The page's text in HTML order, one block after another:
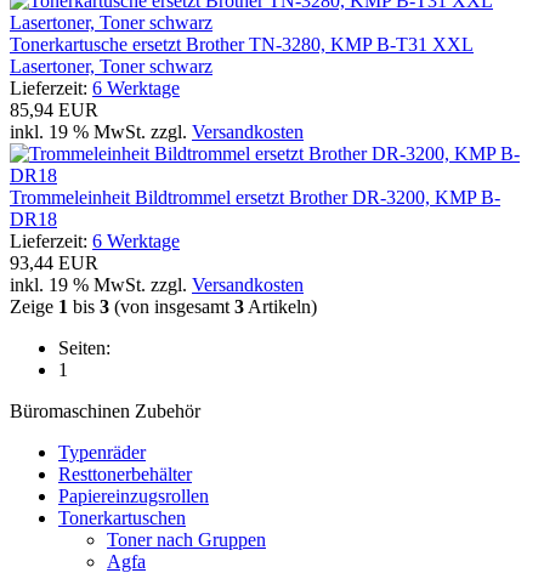
Tonerkartusche ersetzt Brother TN-3280, KMP B-T31 XXL
Lasertoner, Toner schwarz
Lieferzeit: 6 Werktage
85,94 EUR
inkl. 19 % MwSt. zzgl. Versandkosten
Trommeleinheit Bildtrommel ersetzt Brother DR-3200, KMP B-
DR18
Lieferzeit: 6 Werktage
93,44 EUR
inkl. 19 % MwSt. zzgl. Versandkosten
Zeige 1 bis 3 (von insgesamt 3 Artikeln)
Seiten:
1
Büromaschinen Zubehör
Typenräder
Resttonerbehälter
Papiereinzugsrollen
Tonerkartuschen
Toner nach Gruppen
Agfa